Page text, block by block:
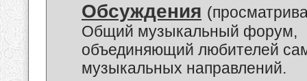
Обсуждения
Общий музыкальный форум,
объединяющий любителей
музыкальных направлений.